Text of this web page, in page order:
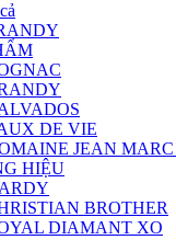
DE VIE
JEAN
HIỆU
BROTHER
DIAMANT XO